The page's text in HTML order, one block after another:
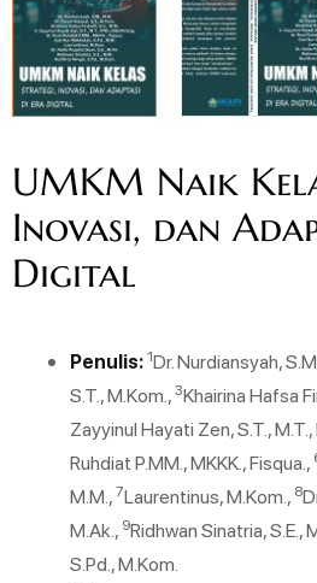
UMKM Naik
Inovasi, dan
Digital
Penulis:1Dr. Nurdiansyah,
S.T., M.Kom.,3Khairina Hafsa
Zayyinul Hayati Zen, S.T., M.T.,
Ruhdiat P.MM., MKKK., Fisqua.,
M.M.,7Laurentinus, M.Kom., 8
M.Ak., 9Ridhwan Sinatria, S.E.,
S.Pd., M.Kom.